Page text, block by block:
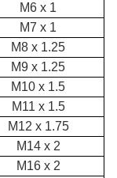
M6 x 1
M7 x 1
M8 x 1.25
M9 x 1.25
M10 x 1.5
M11 x 1.5
M12 x 1.75
M14 x 2
M16 x 2